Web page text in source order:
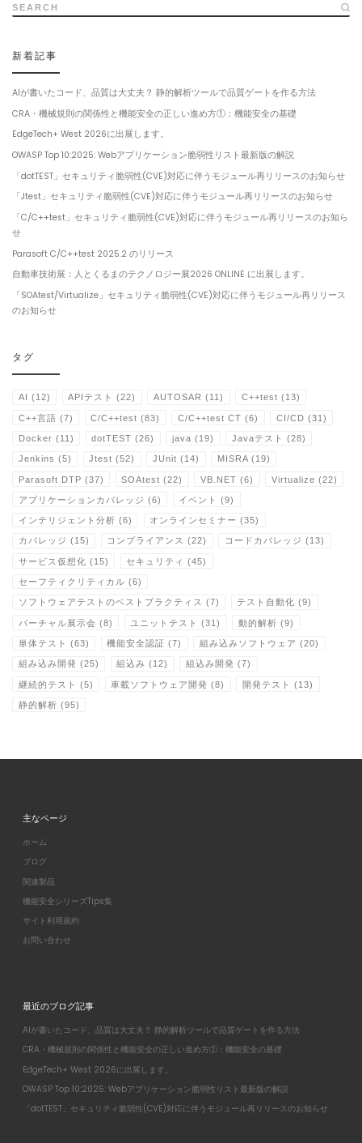
SEARCH
新着記事
AIが書いたコード、品質は大丈夫？ 静的解析ツールで品質ゲートを作る方法
CRA・機械規則の関係性と機能安全の正しい進め方①：機能安全の基礎
EdgeTech+ West 2026に出展します。
OWASP Top 10:2025: Webアプリケーション脆弱性リスト最新版の解説
「dotTEST」セキュリティ脆弱性(CVE)対応に伴うモジュール再リリースのお知らせ
「Jtest」セキュリティ脆弱性(CVE)対応に伴うモジュール再リリースのお知らせ
「C/C++test」セキュリティ脆弱性(CVE)対応に伴うモジュール再リリースのお知ら
せ
Parasoft C/C++test 2025.2 のリリース
自動車技術展：人とくるまのテクノロジー展2026 ONLINE に出展します。
「SOAtest/Virtualize」セキュリティ脆弱性(CVE)対応に伴うモジュール再リリース
のお知らせ
タグ
AI (12) APIテスト (22) AUTOSAR (11) C++test (13)
C++言語 (7) C/C++test (83) C/C++test CT (6) CI/CD (31)
Docker (11) dotTEST (26) java (19) Javaテスト (28)
Jenkins (5) Jtest (52) JUnit (14) MISRA(19)
Parasoft DTP (37) SOAtest (22) VB.NET (6) Virtualize (22)
アプリケーションカバレッジ (6) イベント (9)
インテリジェント分析 (6) オンラインセミナー (35)
カバレッジ (15) コンプライアンス (22) コードカバレッジ (13)
サービス仮想化 (15) セキュリティ (45)
セーフティクリティカル (6)
ソフトウェアテストのベストプラクティス (7) テスト自動化 (9)
バーチャル展示会 (8) ユニットテスト (31) 動的解析 (9)
単体テスト (63) 機能安全認証 (7) 組み込みソフトウェア (20)
組み込み開発 (25) 組込み (12) 組込み開発 (7)
継続的テスト (5) 車載ソフトウェア開発 (8) 開発テスト (13)
静的解析 (95)
主なページ
ホーム
ブログ
関連製品
機能安全シリーズTips集
サイト利用規約
お問い合わせ
最近のブログ記事
AIが書いたコード、品質は大丈夫？ 静的解析ツールで品質ゲートを作る方法
CRA・機械規則の関係性と機能安全の正しい進め方①：機能安全の基礎
EdgeTech+ West 2026に出展します。
OWASP Top 10:2025: Webアプリケーション脆弱性リスト最新版の解説
「dotTEST」セキュリティ脆弱性(CVE)対応に伴うモジュール再リリースのお知らせ